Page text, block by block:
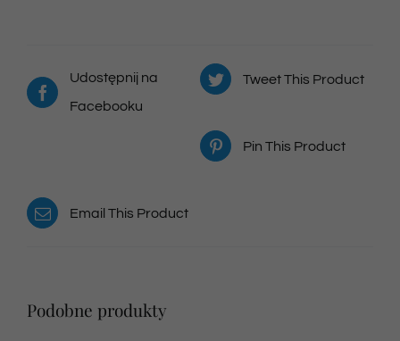
Udostępnij na
Facebooku
Tweet This Product
Pin This Product
Email This Product
Podobne produkty